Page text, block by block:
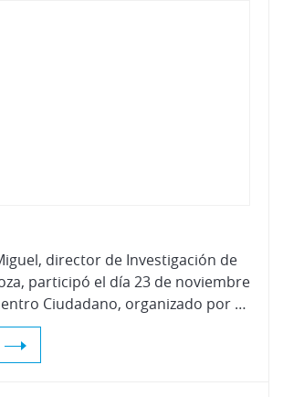
director de Investigación de
participó el día 23 de noviembre
en el XXI encuentro Ciudadano, organizado por el Real Automóvil Club Vasco Navarro, en Bilbao.